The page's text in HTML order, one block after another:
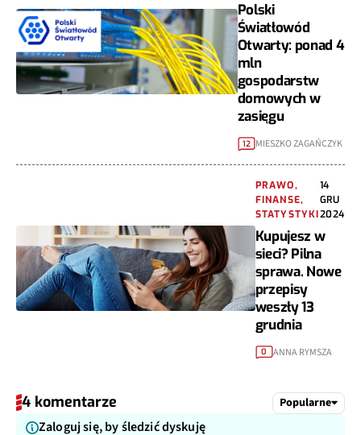
Polski
Światłowód
Otwarty: ponad 4
mln
gospodarstw
domowych w
zasięgu
12 MIESZKO ZAGAŃCZYK
PRAWO,
FINANSE,
STATYSTYKI
14
GRU
2024
Kupujesz w
sieci? Pilna
sprawa. Nowe
przepisy
weszły 13
grudnia
0 ANNA RYMSZA
4 komentarze Popularne
Zaloguj się, by śledzić dyskuję